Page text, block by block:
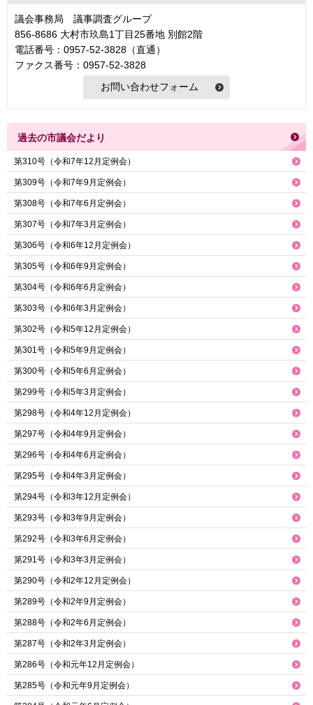
議会事務局 議事調査グループ
856-8686 大村市玖島1丁目25番地 別館2階
電話番号：0957-52-3828（直通）
ファクス番号：0957-52-3828
過去の市議会だより
第310号（令和7年12月定例会）
第309号（令和7年9月定例会）
第308号（令和7年6月定例会）
第307号（令和7年3月定例会）
第306号（令和6年12月定例会）
第305号（令和6年9月定例会）
第304号（令和6年6月定例会）
第303号（令和6年3月定例会）
第302号（令和5年12月定例会）
第301号（令和5年9月定例会）
第300号（令和5年6月定例会）
第299号（令和5年3月定例会）
第298号（令和4年12月定例会）
第297号（令和4年9月定例会）
第296号（令和4年6月定例会）
第295号（令和4年3月定例会）
第294号（令和3年12月定例会）
第293号（令和3年9月定例会）
第292号（令和3年6月定例会）
第291号（令和3年3月定例会）
第290号（令和2年12月定例会）
第289号（令和2年9月定例会）
第288号（令和2年6月定例会）
第287号（令和2年3月定例会）
第286号（令和元年12月定例会）
第285号（令和元年9月定例会）